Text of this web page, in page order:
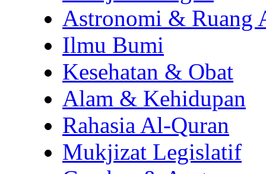
Astronomi & Ruang
Ilmu Bumi
Kesehatan & Obat
Alam & Kehidupan
Rahasia Al-Quran
Mukjizat Legislatif